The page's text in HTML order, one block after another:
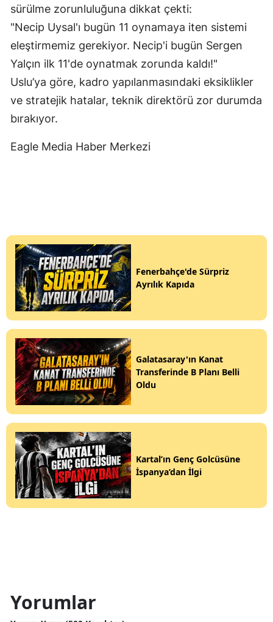
sürülme zorunluluğuna dikkat çekti:
"Necip Uysal'ı bugün 11 oynamaya iten sistemi
eleştirmemiz gerekiyor. Necip'i bugün Sergen
Yalçın ilk 11'de oynatmak zorunda kaldı!"
Uslu’ya göre, kadro yapılanmasındaki eksiklikler
ve stratejik hatalar, teknik direktörü zor durumda
bırakıyor.
Eagle Media Haber Merkezi
Fenerbahçe'de Sürpriz
Ayrılık Kapıda
Galatasaray'ın Kanat
Transferinde B Planı Belli
Oldu
Kartal’ın Genç Golcüsüne
İspanya’dan İlgi
Yorumlar